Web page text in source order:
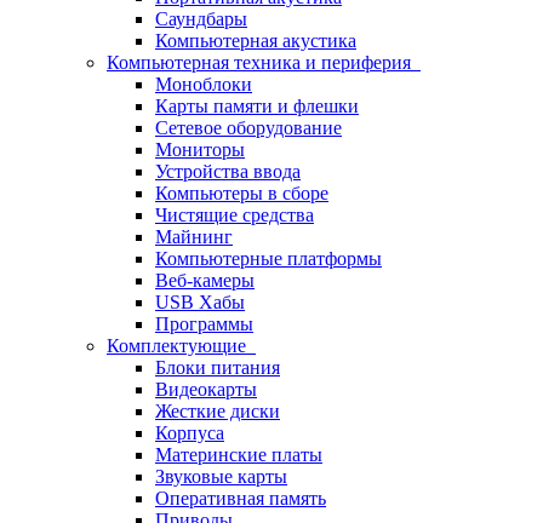
Саундбары
Компьютерная акустика
Компьютерная техника и периферия
Моноблоки
Карты памяти и флешки
Сетевое оборудование
Мониторы
Устройства ввода
Компьютеры в сборе
Чистящие средства
Майнинг
Компьютерные платформы
Веб-камеры
USB Хабы
Программы
Комплектующие
Блоки питания
Видеокарты
Жесткие диски
Корпуса
Материнские платы
Звуковые карты
Оперативная память